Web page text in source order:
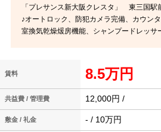
「プレサンス新大阪クレスタ」 東三国駅
♪オートロック、防犯カメラ完備、カウン
室換気乾燥煖房機能、シャンプードレッサ
賃料 8.5万円
共益費 / 管理費 12,000円 /
敷金 / 礼金 - / 10万円